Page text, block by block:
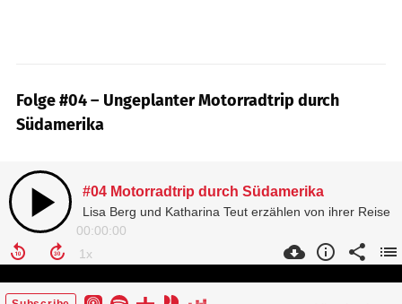
Folge #04 – Ungeplanter Motorradtrip durch
Südamerika